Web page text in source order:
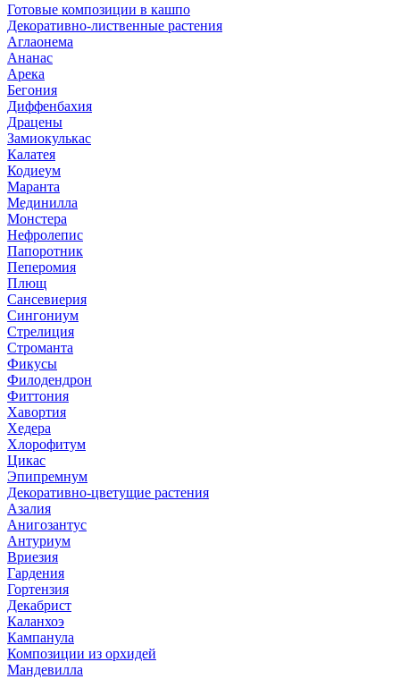
Готовые композиции в кашпо
Декоративно-лиственные растения
Аглаонема
Ананас
Арека
Бегония
Диффенбахия
Драцены
Замиокулькас
Калатея
Кодиеум
Маранта
Мединилла
Монстера
Нефролепис
Папоротник
Пеперомия
Плющ
Сансевиерия
Сингониум
Стрелиция
Строманта
Фикусы
Филодендрон
Фиттония
Хавортия
Хедера
Хлорофитум
Цикас
Эпипремнум
Декоративно-цветущие растения
Азалия
Анигозантус
Антуриум
Вриезия
Гардения
Гортензия
Декабрист
Каланхоэ
Кампанула
Композиции из орхидей
Мандевилла